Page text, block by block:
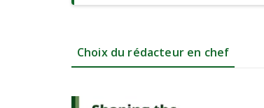
Choix du rédacteur en chef